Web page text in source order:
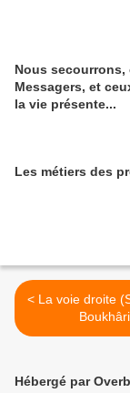
Nous secourrons,
Messagers, et
la vie présente...
Les métiers des
< La voie droite (Shaykh Al-
Hébergé par